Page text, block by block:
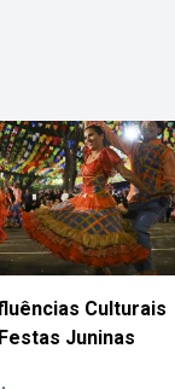
Culturais
Juninas